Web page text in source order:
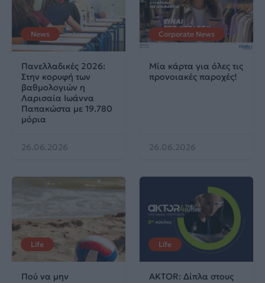
News
Πανελλαδικές 2026:
Στην κορυφή των
βαθμολογιών η
Λαρισαία Ιωάννα
Παπακώστα με 19.780
μόρια
26.06.2026
Corporate News
Μία κάρτα για όλες τις
προνοιακές παροχές!
26.06.2026
Life
Πού να μην
Life
AKTOR: Δίπλα στους